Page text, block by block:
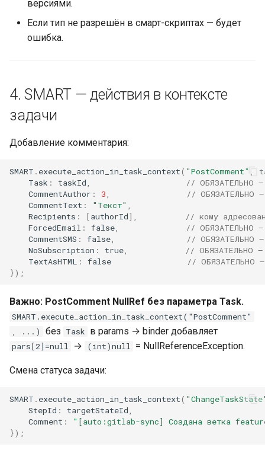
версиями.
Если тип не разрешён в смарт-скриптах — будет
ошибка.
4. SMART — действия в контексте
задачи
Добавление комментария:
SMART . execute_action_in_task_context( "PostComment"
Task : taskId
// ОБЯЗАТЕЛЬНО
CommentAuthor : 3
// ОБЯЗАТЕЛЬНО
CommentText : "Текст"
Recipients : [authorId],
// кому
ForcedEmail : false
// ОБЯЗАТЕЛЬНО —
CommentSMS : false
// ОБЯЗАТЕЛЬНО —
NoSubscription : true
// ОБЯЗАТЕЛЬНО —
TextAsHTML : false
// ОБЯЗАТЕЛЬНО —
});
Важно: PostComment NullRef без параметра Task.
SMART.execute_action_in_task_context("PostComment"
, ...)
без Task в params → binder добавляет
pars[2]=null → (int)null = NullReferenceException.
Смена статуса задачи:
SMART . execute_action_in_task_context(
StepId : targetStateId
Comment :
"[auto:gitlab-sync] Создана ветка
});